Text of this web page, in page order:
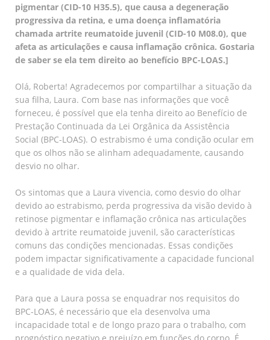
pigmentar (CID-10 H35.5), que causa a degeneração
progressiva da retina, e uma doença inflamatória
chamada artrite reumatoide juvenil (CID-10 M08.0), que
afeta as articulações e causa inflamação crônica. Gostaria
de saber se ela tem direito ao benefício BPC-LOAS.]
Olá, Roberta! Agradecemos por compartilhar a situação da
sua filha, Laura. Com base nas informações que você
forneceu, é possível que ela tenha direito ao Benefício de
Prestação Continuada da Lei Orgânica da Assistência
Social (BPC-LOAS). O estrabismo é uma condição ocular em
que os olhos não se alinham adequadamente, causando
desvio no olhar.
Os sintomas que a Laura vivencia, como desvio do olhar
devido ao estrabismo, perda progressiva da visão devido à
retinose pigmentar e inflamação crônica nas articulações
devido à artrite reumatoide juvenil, são características
comuns das condições mencionadas. Essas condições
podem impactar significativamente a capacidade funcional
e a qualidade de vida dela.
Para que a Laura possa se enquadrar nos requisitos do
BPC-LOAS, é necessário que ela desenvolva uma
incapacidade total e de longo prazo para o trabalho, com
prognóstico negativo e prejuízo em funções do corpo. É